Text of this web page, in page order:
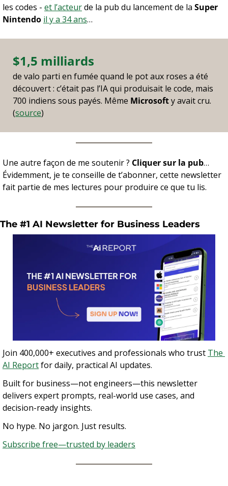
les codes - et l’acteur de la pub du lancement de la Super
Nintendo il y a 34 ans…
$1,5 milliards
de valo parti en fumée quand le pot aux roses a été
découvert : c’était pas l’IA qui produisait le code, mais
700 indiens sous payés. Même Microsoft y avait cru.
(source)
Une autre façon de me soutenir ? Cliquer sur la pub…
Évidemment, je te conseille de t’abonner, cette newsletter
fait partie de mes lectures pour produire ce que tu lis.
The #1 AI Newsletter for Business Leaders
Join 400,000+ executives and professionals who trust The
AI Report for daily, practical AI updates.
Built for business—not engineers—this newsletter
delivers expert prompts, real-world use cases, and
decision-ready insights.
No hype. No jargon. Just results.
Subscribe free—trusted by leaders